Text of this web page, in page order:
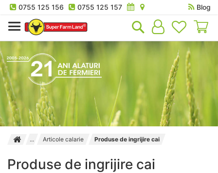
0755 125 156 0755 125 157
Blog
Articole calarie Produse de ingrijire cai
Produse de ingrijire cai